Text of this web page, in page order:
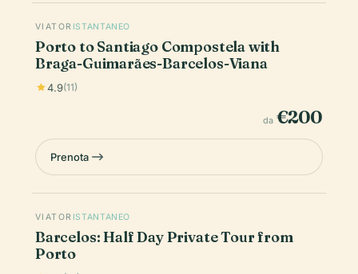
VIATOR ISTANTANEO
Porto to Santiago Compostela with
Braga-Guimarães-Barcelos-Viana
4.9(11)
da €200
Prenota
VIATOR ISTANTANEO
Barcelos: Half Day Private Tour from
Porto